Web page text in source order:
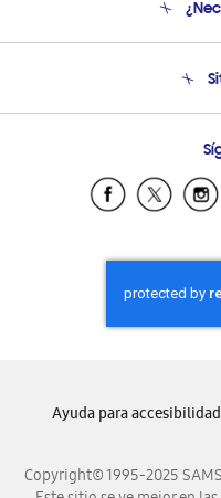
Copyright© 1995-2025
Ayuda para accesibilidad